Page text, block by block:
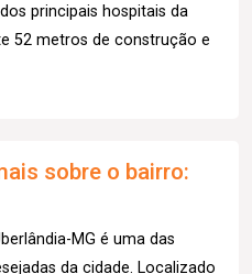
principais hospitais da
52 metros de construção e
sobre o bairro:
MG é uma das
da cidade. Localizado